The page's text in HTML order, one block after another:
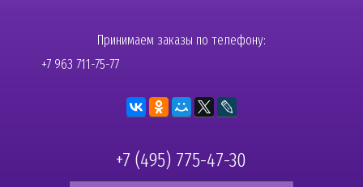
Принимаем заказы по телефону:
+7 963 711-75-77
+7 (495) 775-47-30